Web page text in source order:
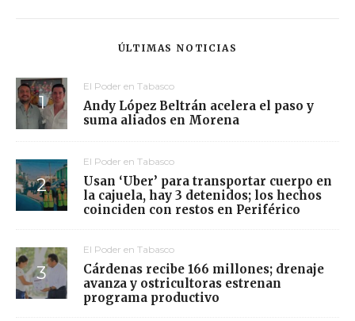
ÚLTIMAS NOTICIAS
El Poder en Tabasco
Andy López Beltrán acelera el paso y
suma aliados en Morena
El Poder en Tabasco
Usan ‘Uber’ para transportar cuerpo en
la cajuela, hay 3 detenidos; los hechos
coinciden con restos en Periférico
El Poder en Tabasco
Cárdenas recibe 166 millones; drenaje
avanza y ostricultoras estrenan
programa productivo